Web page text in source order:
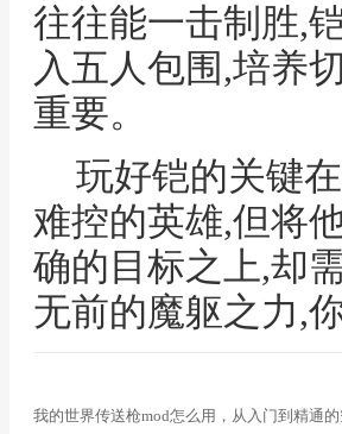
往往能一击制胜,
入五人包围,培养
重要。
玩好铠的关键
难控的英雄,但将
确的目标之上,却
无前的魔躯之力,
我的世界传送枪mod怎么用，从入门到精通